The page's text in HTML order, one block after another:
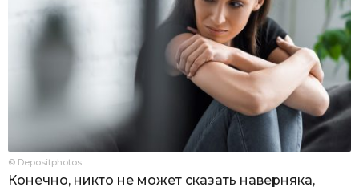
© Depositphotos
Конечно, никто не может сказать наверняка,